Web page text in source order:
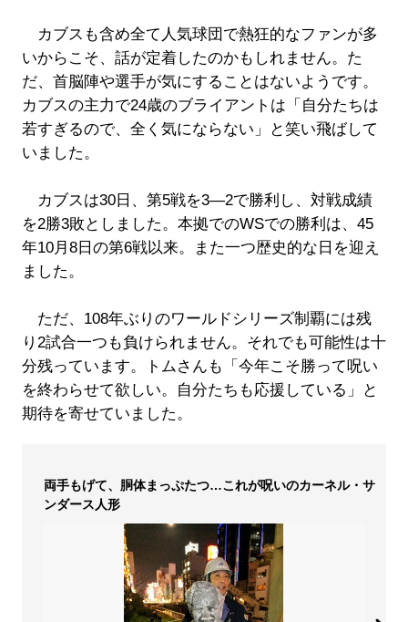
カブスも含め全て人気球団で熱狂的なファンが多
いからこそ、話が定着したのかもしれません。た
だ、首脳陣や選手が気にすることはないようです。
カブスの主力で24歳のブライアントは「自分たちは
若すぎるので、全く気にならない」と笑い飛ばして
いました。
カブスは30日、第5戦を3―2で勝利し、対戦成績
を2勝3敗としました。本拠でのWSでの勝利は、45
年10月8日の第6戦以来。また一つ歴史的な日を迎え
ました。
ただ、108年ぶりのワールドシリーズ制覇には残
り2試合一つも負けられません。それでも可能性は十
分残っています。トムさんも「今年こそ勝って呪い
を終わらせて欲しい。自分たちも応援している」と
期待を寄せていました。
両手もげて、胴体まっぷたつ…これが呪いのカーネル・サ
ンダース人形